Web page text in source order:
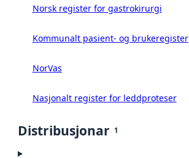
Norsk register for gastrokirurgi
Kommunalt pasient- og brukeregister
NorVas
Nasjonalt register for leddproteser
Distribusjonar 1